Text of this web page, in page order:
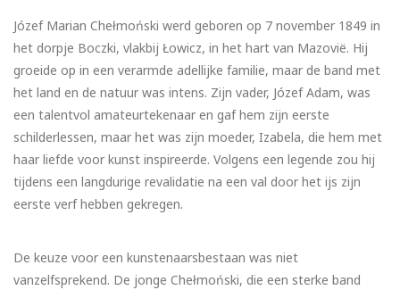
Józef Marian Chełmoński werd geboren op 7 november 1849 in
het dorpje Boczki, vlakbij Łowicz, in het hart van Mazovië. Hij
groeide op in een verarmde adellijke familie, maar de band met
het land en de natuur was intens. Zijn vader, Józef Adam, was
een talentvol amateurtekenaar en gaf hem zijn eerste
schilderlessen, maar het was zijn moeder, Izabela, die hem met
haar liefde voor kunst inspireerde. Volgens een legende zou hij
tijdens een langdurige revalidatie na een val door het ijs zijn
eerste verf hebben gekregen.
De keuze voor een kunstenaarsbestaan was niet
vanzelfsprekend. De jonge Chełmoński, die een sterke band